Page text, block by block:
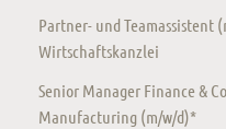
Partner- und
Wirtschaftskanzlei
Senior Manager Finance &
Manufacturing (m/w/d)*